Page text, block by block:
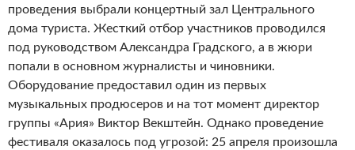
проведения выбрали концерт­ный зал Центрального
дома туриста. Жесткий отбор участников проводился
под руководством Александра Градского, а в жюри
попали в основном журна­листы и чиновники.
Оборудование предоставил один из первых
музыкальных продюсеров и на тот момент директор
группы «Ария» Виктор Векштейн. Однако проведение
фестиваля оказалось под угрозой: 25 апреля произошла